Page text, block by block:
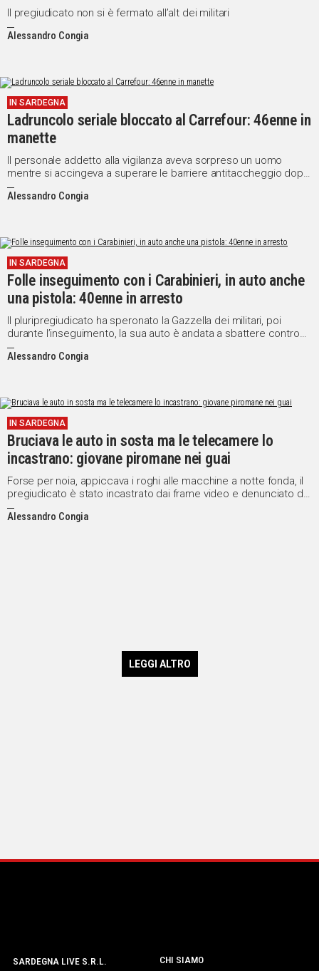
Il pregiudicato non si è fermato all’alt dei militari
Alessandro Congia
IN SARDEGNA
Ladruncolo seriale bloccato al Carrefour: 46enne in
manette
Il personale addetto alla vigilanza aveva sorpreso un uomo
mentre si accingeva a superare le barriere antitaccheggio dopo
essersi impossessato della merce.
Alessandro Congia
IN SARDEGNA
Folle inseguimento con i Carabinieri, in auto anche
una pistola: 40enne in arresto
Il pluripregiudicato ha speronato la Gazzella dei militari, poi
durante l’inseguimento, la sua auto è andata a sbattere contro
un muro. E’ in manette in attesa del processo con direttissima
Alessandro Congia
IN SARDEGNA
Bruciava le auto in sosta ma le telecamere lo
incastrano: giovane piromane nei guai
Forse per noia, appiccava i roghi alle macchine a notte fonda, il
pregiudicato è stato incastrato dai frame video e denunciato dai
Carabinieri
Alessandro Congia
LEGGI ALTRO
SARDEGNA LIVE S.R.L.
CHI SIAMO